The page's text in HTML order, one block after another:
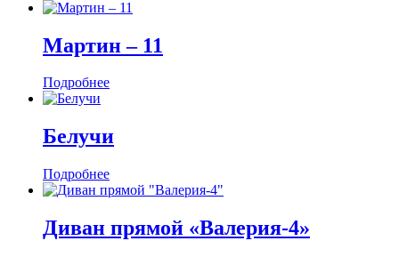
Мартин ‒ 11
Подробнее
Белучи
Подробнее
Диван прямой «Валерия-4»